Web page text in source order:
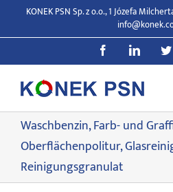
springen
KONEK PSN Sp. z o.o., 1 Józefa
FacebookLinkedIn
Waschbenzin, Farb- und
Oberflächenpolitur,
Reinigungsgranulat